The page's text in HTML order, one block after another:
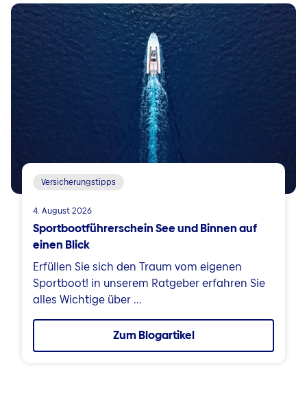
Versicherungstipps
4. August 2026
Sportbootführerschein See und Binnen auf
einen Blick
Erfüllen Sie sich den Traum vom eigenen
Sportboot! in unserem Ratgeber erfahren Sie
alles Wichtige über ...
Zum Blogartikel